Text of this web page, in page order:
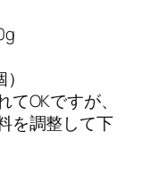
OKですが、
を調整して下